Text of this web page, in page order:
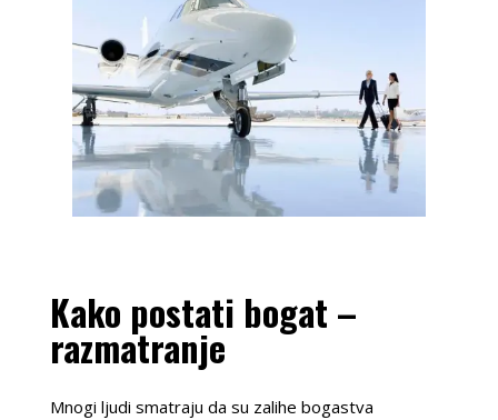
Kako postati bogat –
razmatranje
Mnogi ljudi smatraju da su zalihe bogastva